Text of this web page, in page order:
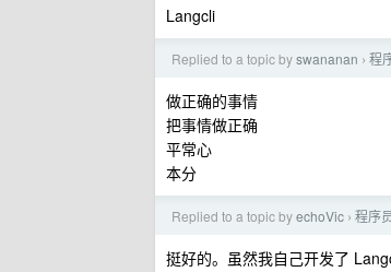
Langcli
Replied to a topic byswananan › 程
做正确的事情
把事情做正确
平常心
本分
Replied to a topic byechoVic › 程序
挺好的。虽然我自己开发了